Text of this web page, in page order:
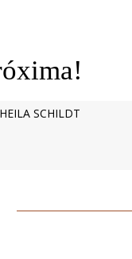
SCHILDT